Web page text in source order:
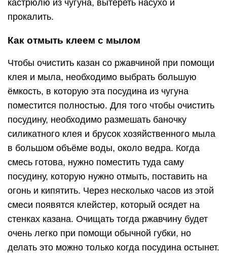
кастрюлю из чугуна, вытереть насухо и
прокалить.
Как отмыть клеем с мылом
Чтобы очистить казан со ржавчиной при помощи
клея и мыла, необходимо выбрать большую
ёмкость, в которую эта посудина из чугуна
поместится полностью. Для того чтобы очистить
посудину, необходимо размешать баночку
силикатного клея и брусок хозяйственного мыла
в большом объёме воды, около ведра. Когда
смесь готова, нужно поместить туда саму
посудину, которую нужно отмыть, поставить на
огонь и кипятить. Через несколько часов из этой
смеси появятся клейстер, который осядет на
стенках казана. Очищать тогда ржавчину будет
очень легко при помощи обычной губки, но
делать это можно только когда посудина остынет.